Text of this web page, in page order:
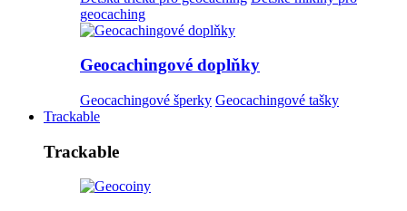
geocaching
Geocachingové doplňky
Geocachingové šperky Geocachingové tašky
Trackable
Trackable